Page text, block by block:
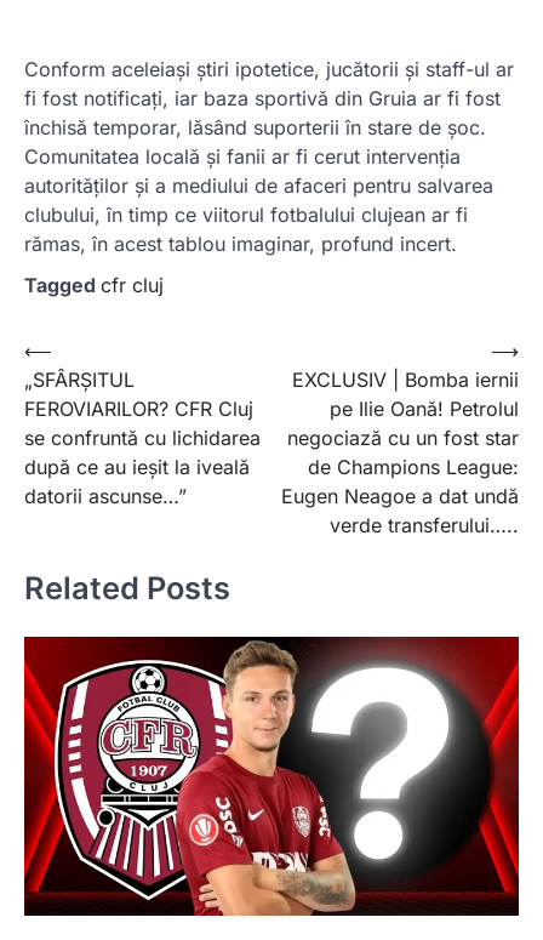
Conform aceleiași știri ipotetice, jucătorii și staff-ul ar
fi fost notificați, iar baza sportivă din Gruia ar fi fost
închisă temporar, lăsând suporterii în stare de șoc.
Comunitatea locală și fanii ar fi cerut intervenția
autorităților și a mediului de afaceri pentru salvarea
clubului, în timp ce viitorul fotbalului clujean ar fi
rămas, în acest tablou imaginar, profund incert.
Tagged cfr cluj
Post
navigation
⟵
„SFÂRȘITUL
FEROVIARILOR? CFR Cluj
se confruntă cu lichidarea
după ce au ieșit la iveală
datorii ascunse…”
EXCLUSIV | Bomba iernii
pe Ilie Oană! Petrolul
negociază cu un fost star
de Champions League:
Eugen Neagoe a dat undă
verde transferului…..
⟶
Related Posts